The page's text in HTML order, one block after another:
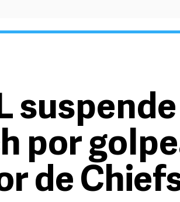
por
de